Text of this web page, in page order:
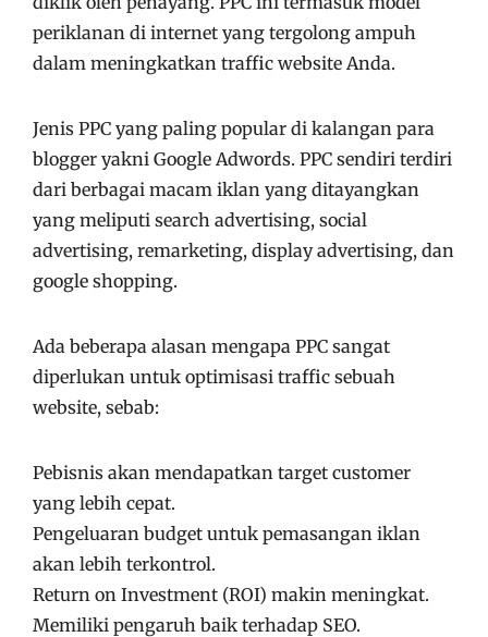
periklanan di internet yang tergolong ampuh
dalam meningkatkan traffic website Anda.
Jenis PPC yang paling popular di kalangan para
blogger yakni Google Adwords. PPC sendiri terdiri
dari berbagai macam iklan yang ditayangkan
yang meliputi search advertising, social
advertising, remarketing, display advertising, dan
google shopping.
Ada beberapa alasan mengapa PPC sangat
diperlukan untuk optimisasi traffic sebuah
website, sebab:
Pebisnis akan mendapatkan target customer
yang lebih cepat.
Pengeluaran budget untuk pemasangan iklan
akan lebih terkontrol.
Return on Investment (ROI) makin meningkat.
Memiliki pengaruh baik terhadap SEO.